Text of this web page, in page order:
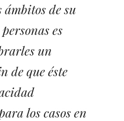
de su
es
un
de que éste
los casos en